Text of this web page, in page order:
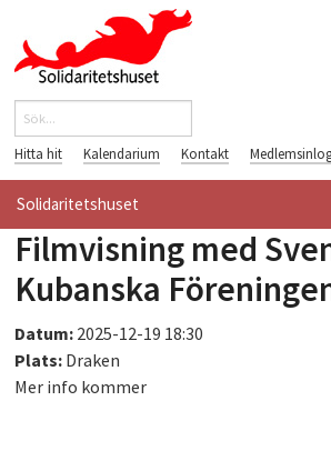
Hoppa till huvudinnehåll
Sökformulär
Hitta hit Kalendarium Kontakt
Solidaritetshuset
HEM
FÖRENINGAR
Filmvisning med
Kubanska
Datum: 2025-12-19 18:30
Plats: Draken
Mer info kommer